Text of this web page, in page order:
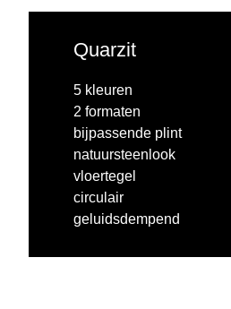
Quarzit
5 kleuren
2 formaten
bijpassende plint
natuursteenlook
vloertegel
circulair
geluidsdempend